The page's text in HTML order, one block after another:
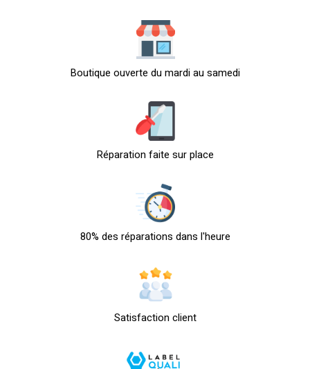
Boutique ouverte du mardi au samedi
Réparation faite sur place
80% des réparations dans l'heure
Satisfaction client